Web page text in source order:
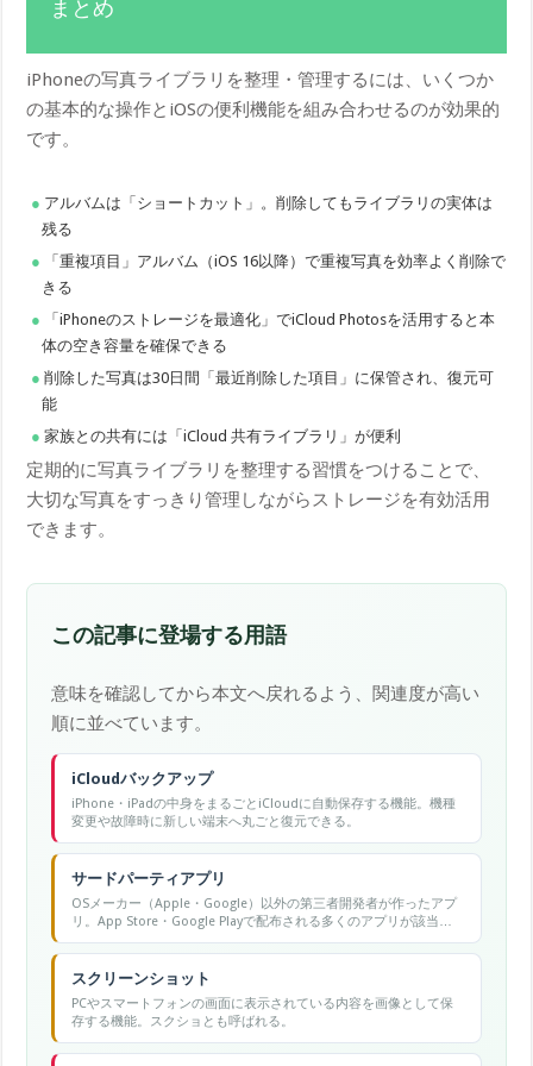
まとめ
iPhoneの写真ライブラリを整理・管理するには、いくつか
の基本的な操作とiOSの便利機能を組み合わせるのが効果的
です。
アルバムは「ショートカット」。削除してもライブラリの実体は
残る
「重複項目」アルバム（iOS 16以降）で重複写真を効率よく削除で
きる
「iPhoneのストレージを最適化」でiCloud Photosを活用すると本
体の空き容量を確保できる
削除した写真は30日間「最近削除した項目」に保管され、復元可
能
家族との共有には「iCloud 共有ライブラリ」が便利
定期的に写真ライブラリを整理する習慣をつけることで、
大切な写真をすっきり管理しながらストレージを有効活用
できます。
この記事に登場する用語
意味を確認してから本文へ戻れるよう、関連度が高い
順に並べています。
iCloudバックアップ
iPhone・iPadの中身をまるごとiCloudに自動保存する機能。機種
変更や故障時に新しい端末へ丸ごと復元できる。
サードパーティアプリ
OSメーカー（Apple・Google）以外の第三者開発者が作ったアプ
リ。App Store・Google Playで配布される多くのアプリが該当す
る。
スクリーンショット
PCやスマートフォンの画面に表示されている内容を画像として保
存する機能。スクショとも呼ばれる。